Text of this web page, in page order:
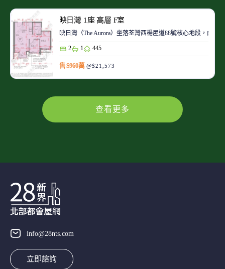
映日灣 1座 高層 F室
映日灣（The Aurora）坐落荃灣西楊屋道88號核心地段，由
2 1 445
售 $960萬 @$21,573
查看更多
info@28nts.com
立即諮詢